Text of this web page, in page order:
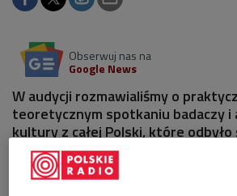
Obserwuj nas na
Google News
W audycji rozmawialiśmy o
teoretycznym spotkaniu badaczy
kultury z całej Polski, które
września w Dynowie.